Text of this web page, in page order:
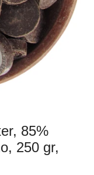
85%
250 gr,